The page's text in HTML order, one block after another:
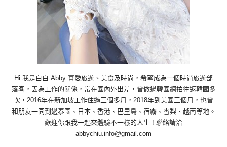
Hi 我是白白 Abby 喜愛旅遊、美食及時尚，希望成為一個時尚旅遊部
落客，因為工作的關係，常在國內外出差，曾做過韓國網拍往返韓國多
次，2016年在新加坡工作住過三個多月，2018年到美國三個月，也曾
和朋友一同到過泰國、日本、香港、巴里島、宿霧、雪梨、越南等地。
歡迎你跟我一起來體驗不一樣的人生 ! 聯絡請洽
abbychiu.info@gmail.com